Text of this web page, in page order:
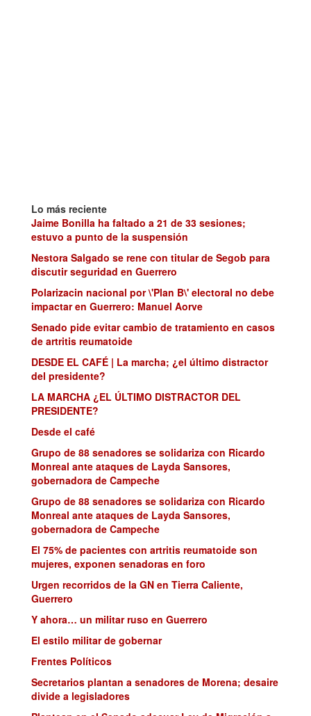
Lo más reciente
Jaime Bonilla ha faltado a 21 de 33 sesiones;
estuvo a punto de la suspensión
Nestora Salgado se rene con titular de Segob para
discutir seguridad en Guerrero
Polarizacin nacional por \'Plan B\' electoral no debe
impactar en Guerrero: Manuel Aorve
Senado pide evitar cambio de tratamiento en casos
de artritis reumatoide
DESDE EL CAFÉ | La marcha; ¿el último distractor
del presidente?
LA MARCHA ¿EL ÚLTIMO DISTRACTOR DEL
PRESIDENTE?
Desde el café
Grupo de 88 senadores se solidariza con Ricardo
Monreal ante ataques de Layda Sansores,
gobernadora de Campeche
Grupo de 88 senadores se solidariza con Ricardo
Monreal ante ataques de Layda Sansores,
gobernadora de Campeche
El 75% de pacientes con artritis reumatoide son
mujeres, exponen senadoras en foro
Urgen recorridos de la GN en Tierra Caliente,
Guerrero
Y ahora… un militar ruso en Guerrero
El estilo militar de gobernar
Frentes Políticos
Secretarios plantan a senadores de Morena; desaire
divide a legisladores